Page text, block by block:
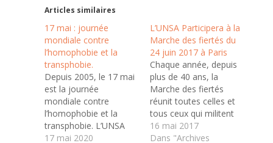
Articles similaires
17 mai : journée
mondiale contre
l’homophobie et la
transphobie.
Depuis 2005, le 17 mai
est la journée
mondiale contre
l’homophobie et la
transphobie. L’UNSA
réaffirme ainsi ce jour,
17 mai 2020
L’UNSA Participera à la
Marche des fiertés du
24 juin 2017 à Paris
Chaque année, depuis
plus de 40 ans, la
Marche des fiertés
réunit toutes celles et
tous ceux qui militent
pour l’égalité des droits
des lesbiennes, gays,
16 mai 2017
Dans "Archives